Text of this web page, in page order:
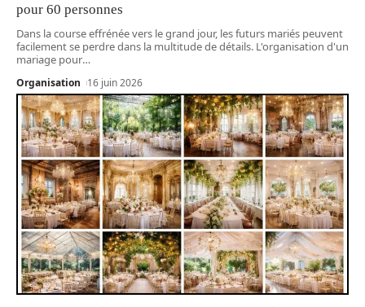
pour 60 personnes
Dans la course effrénée vers le grand jour, les futurs mariés peuvent
facilement se perdre dans la multitude de détails. L'organisation d'un
mariage pour…
Organisation 16 juin 2026